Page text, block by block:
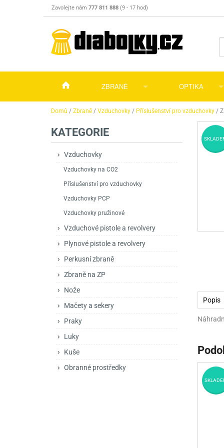
Zavolejte nám 777 811 888 (9 - 17 hod)
ZBRANĚ
Vzduchovky Vzduchovky na
Příslušenství pro
Vzduchovky PCP
Vzduchové pistole a revolveryPříslušenství
Plynové pistole a revolvery
Perkusní zbraně
Zásobníky
Brokovnice
Pistole
Nože
Zavírací nože
Mačety a sekery
Luky
Obranné prostředky Obranné spreje
OPTIKA
Puškohledy
Dalekohledy a
Kolimátory, lasery
Noční vidění a
Domů / Zbraně / Vzduchovky / Příslušenství pro vzduchovky /
KATEGORIE
Vzduchovky
Vzduchovky na CO2
Příslušenství pro vzduchovky
Vzduchovky PCP
Vzduchovky pružinové
Vzduchové pistole a revolvery
Plynové pistole a revolvery
Perkusní zbraně
Zbraně na ZP
Nože
Mačety a sekery
Praky
Luky
Kuše
Obranné prostředky
Popis